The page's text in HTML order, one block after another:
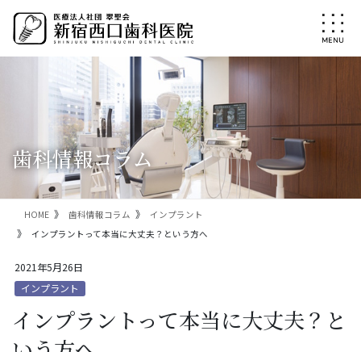
ン
ー
歯科情報コラム
HOME 歯科情報コラム
インプラント
インプラントって本当に大丈夫？という方へ
2021年5月26日
インプラント
インプラントって本当に大丈夫？と